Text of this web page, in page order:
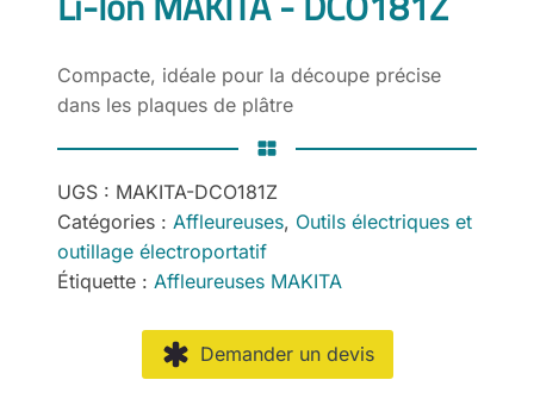
Compacte, idéale pour la découpe précise
dans les plaques de plâtre
UGS : MAKITA-DCO181Z
Catégories : Affleureuses, Outils électriques et
outillage électroportatif
Étiquette : Affleureuses MAKITA
Demander un devis